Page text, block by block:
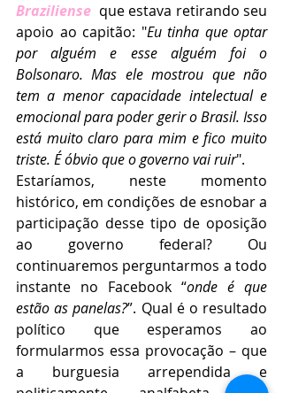
Braziliense
  que estava retirando seu
apoio ao capitão: "Eu tinha que optar
por alguém e esse alguém foi o
Bolsonaro. Mas ele mostrou que não
tem a menor capacidade intelectual e
emocional para poder gerir o Brasil. Isso
está muito claro para mim e fico muito
triste. É óbvio que o governo vai ruir".
Estaríamos, neste momento
histórico, em condições de esnobar a
participação desse tipo de oposição
ao governo federal? Ou
continuaremos perguntarmos a todo
instante no Facebook “onde é que
estão as panelas?”. Qual é o resultado
político que esperamos ao
formularmos essa provocação – que
a burguesia arrependida e